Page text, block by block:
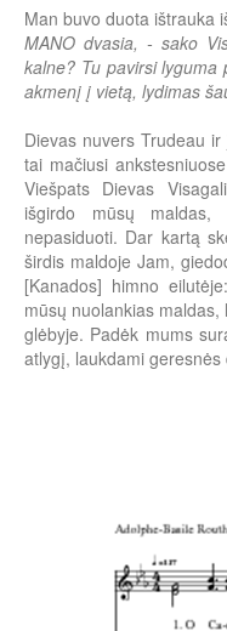
Man buvo duota ištrauka
MANO dvasia, - sako
kalne? Tu pavirsi
akmenį į vietą, lydimas
Dievas nuvers Trudeau
tai mačiusi
Viešpats Dievas
išgirdo mūsų
nepasiduoti. Dar kartą
širdis maldoje Jam,
[Kanados] himno
mūsų nuolankias
glėbyje. Padėk mums
atlygį, laukdami